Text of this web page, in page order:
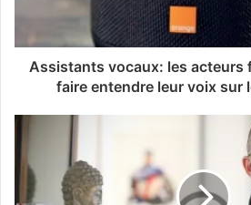
Assistants vocaux: les acteurs
faire entendre leur voix sur